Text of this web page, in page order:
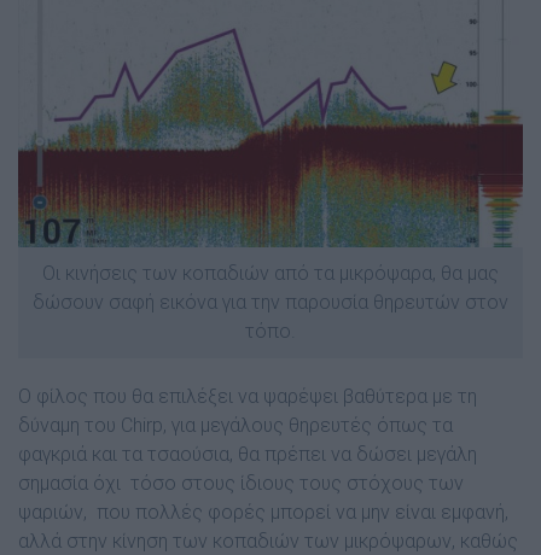
Οι κινήσεις των κοπαδιών από τα μικρόψαρα, θα μας
δώσουν σαφή εικόνα για την παρουσία θηρευτών στον
τόπο.
Ο φίλος που θα επιλέξει να ψαρέψει βαθύτερα με τη
δύναμη του Chirp, για μεγάλους θηρευτές όπως τα
φαγκριά και τα τσαούσια, θα πρέπει να δώσει μεγάλη
σημασία όχι τόσο στους ίδιους τους στόχους των
ψαριών, που πολλές φορές μπορεί να μην είναι εμφανή,
αλλά στην κίνηση των κοπαδιών των μικρόψαρων, καθώς